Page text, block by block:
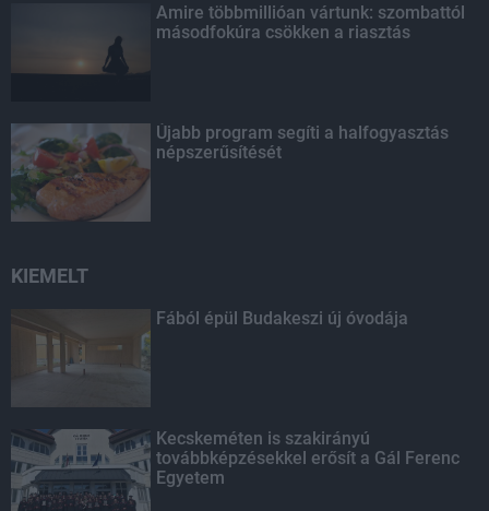
Amire többmillióan vártunk: szombattól
másodfokúra csökken a riasztás
Újabb program segíti a halfogyasztás
népszerűsítését
KIEMELT
Fából épül Budakeszi új óvodája
Kecskeméten is szakirányú
továbbképzésekkel erősít a Gál Ferenc
Egyetem